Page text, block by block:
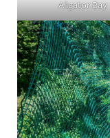
Aligator Bay